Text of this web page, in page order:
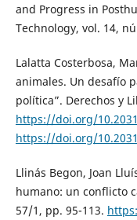
and Progress in
Technology, vol. 14,
Lalatta Costerbosa,
animales. Un desafío
política”. Derechos y
https://doi.org/
https://doi.org/
Llinás Begon, Joan
humano: un conflicto
57/1, pp. 95-113.